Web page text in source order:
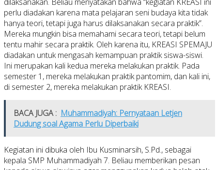
perlu diadakan karena mata pelajaran seni budaya kita tidak
hanya teori, tetapi juga harus dilaksanakan secara praktik”.
Mereka mungkin bisa memahami secara teori, tetapi belum
tentu mahir secara praktik. Oleh karena itu, KREASI SPEMAJU
diadakan untuk mengasah kemampuan praktik siswa-siswi.
Ini merupakan kali kedua mereka melakukan praktik. Pada
semester 1, mereka melakukan praktik pantomim, dan kali ini,
di semester 2, mereka melakukan praktik KREASI.
BACA JUGA : Muhammadiyah: Pernyataan Letjen
Dudung soal Agama Perlu Diperbaiki
Kegiatan ini dibuka oleh Ibu Kusminarsih, S.Pd., sebagai
kepala SMP Muhammadiyah 7. Beliau memberikan pesan